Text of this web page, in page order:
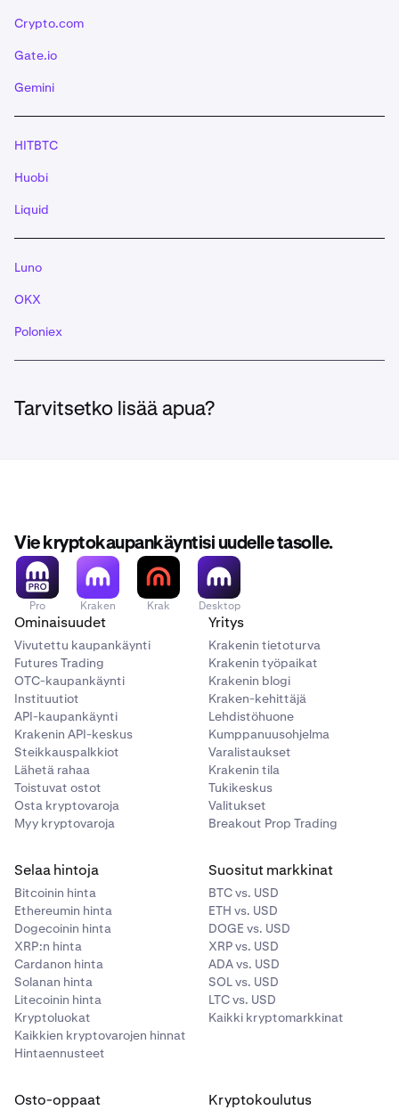
Crypto.com
Gate.io
Gemini
HITBTC
Huobi
Liquid
Luno
OKX
Poloniex
Tarvitsetko lisää apua?
Vie kryptokaupankäyntisi uudelle tasolle.
Pro Kraken Krak Desktop
Ominaisuudet
Vivutettu kaupankäynti
Futures Trading
OTC-kaupankäynti
Instituutiot
API-kaupankäynti
Krakenin API-keskus
Steikkauspalkkiot
Lähetä rahaa
Toistuvat ostot
Osta kryptovaroja
Myy kryptovaroja
Yritys
Krakenin tietoturva
Krakenin työpaikat
Krakenin blogi
Kraken-kehittäjä
Lehdistöhuone
Kumppanuusohjelma
Varalistaukset
Krakenin tila
Tukikeskus
Valitukset
Breakout Prop Trading
Selaa hintoja
Bitcoinin hinta
Ethereumin hinta
Dogecoinin hinta
XRP:n hinta
Cardanon hinta
Solanan hinta
Litecoinin hinta
Kryptoluokat
Kaikkien kryptovarojen hinnat
Hintaennusteet
Suositut markkinat
BTC vs. USD
ETH vs. USD
DOGE vs. USD
XRP vs. USD
ADA vs. USD
SOL vs. USD
LTC vs. USD
Kaikki kryptomarkkinat
Osto-oppaat Kryptokoulutus